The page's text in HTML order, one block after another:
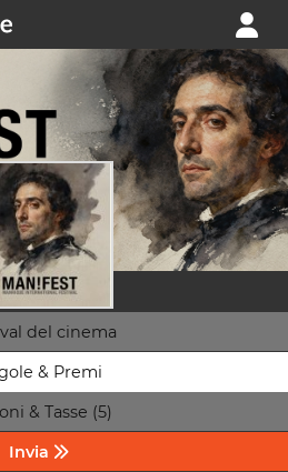
del cinema
& Premi
& Tasse (5)
Invia